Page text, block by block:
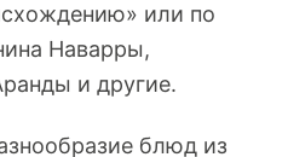
или по
Наварры,
и другие.
блюд из